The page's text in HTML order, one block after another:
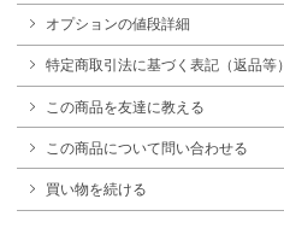
オプションの値段詳細
特定商取引法に基づく表記（返品等）
この商品を友達に教える
この商品について問い合わせる
買い物を続ける